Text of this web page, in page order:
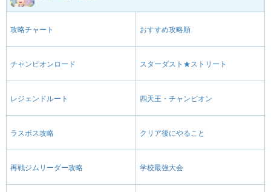
攻略チャート おすすめ攻略順
チャンピオンロード スターダスト★ストリート
レジェンドルート 四天王・チャンピオン
ラスボス攻略 クリア後にやること
再戦ジムリーダー攻略 学校最強大会